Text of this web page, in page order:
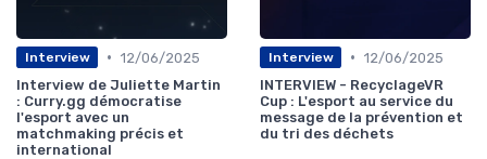
Interview • 12/06/2025
Interview de Juliette Martin
: Curry.gg démocratise
l'esport avec un
matchmaking précis et
international
Interview • 12/06/2025
INTERVIEW - RecyclageVR
Cup : L'esport au service du
message de la prévention et
du tri des déchets